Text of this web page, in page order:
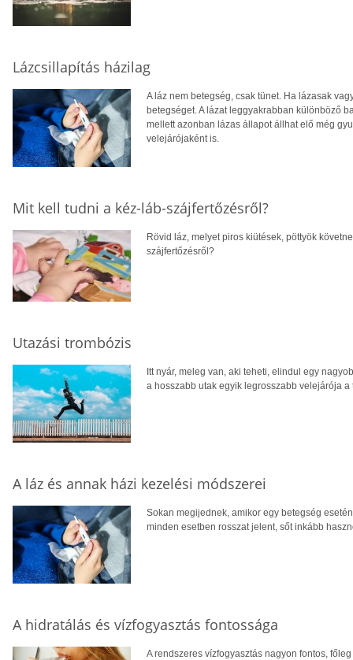
Lázcsillapítás házilag
A láz nem betegség, csak tünet. Ha lázasak
betegséget. A lázat leggyakrabban különböző
mellett azonban lázas állapot állhat elő még
velejárójaként is.
Mit kell tudni a kéz-láb-szájfertőzésről?
Rövid láz, melyet piros kiütések, pöttyök
szájfertőzésről?
Utazási trombózis
Itt nyár, meleg van, aki teheti, elindul egy
a hosszabb utak egyik legrosszabb velejárója
A láz és annak házi kezelési módszerei
Sokan megijednek, amikor egy betegség
minden esetben rosszat jelent, sőt inkább
A hidratálás és vízfogyasztás fontossága
A rendszeres vízfogyasztás nagyon fontos,